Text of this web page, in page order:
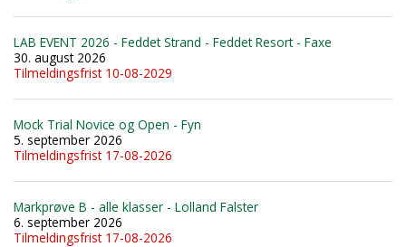
LAB EVENT 2026 - Feddet Strand - Feddet Resort - Faxe
30. august 2026
Tilmeldingsfrist 10-08-2029
Mock Trial Novice og Open - Fyn
5. september 2026
Tilmeldingsfrist 17-08-2026
Markprøve B - alle klasser - Lolland Falster
6. september 2026
Tilmeldingsfrist 17-08-2026